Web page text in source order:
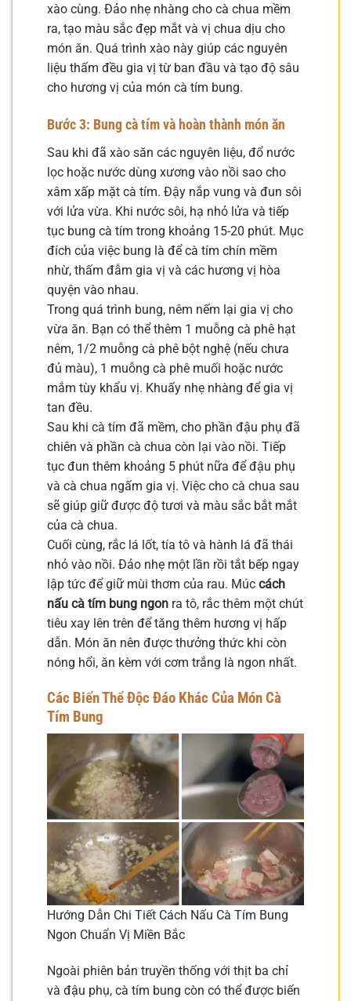
xào cùng. Đảo nhẹ nhàng cho cà chua mềm
ra, tạo màu sắc đẹp mắt và vị chua dịu cho
món ăn. Quá trình xào này giúp các nguyên
liệu thấm đều gia vị từ ban đầu và tạo độ sâu
cho hương vị của món cà tím bung.
Bước 3: Bung cà tím và hoàn thành món ăn
Sau khi đã xào săn các nguyên liệu, đổ nước
lọc hoặc nước dùng xương vào nồi sao cho
xâm xấp mặt cà tím. Đậy nắp vung và đun sôi
với lửa vừa. Khi nước sôi, hạ nhỏ lửa và tiếp
tục bung cà tím trong khoảng 15-20 phút. Mục
đích của việc bung là để cà tím chín mềm
nhừ, thấm đẫm gia vị và các hương vị hòa
quyện vào nhau.
Trong quá trình bung, nêm nếm lại gia vị cho
vừa ăn. Bạn có thể thêm 1 muỗng cà phê hạt
nêm, 1/2 muỗng cà phê bột nghệ (nếu chưa
đủ màu), 1 muỗng cà phê muối hoặc nước
mắm tùy khẩu vị. Khuấy nhẹ nhàng để gia vị
tan đều.
Sau khi cà tím đã mềm, cho phần đậu phụ đã
chiên và phần cà chua còn lại vào nồi. Tiếp
tục đun thêm khoảng 5 phút nữa để đậu phụ
và cà chua ngấm gia vị. Việc cho cà chua sau
sẽ giúp giữ được độ tươi và màu sắc bắt mắt
của cà chua.
Cuối cùng, rắc lá lốt, tía tô và hành lá đã thái
nhỏ vào nồi. Đảo nhẹ một lần rồi tắt bếp ngay
lập tức để giữ mùi thơm của rau. Múc cách
nấu cà tím bung ngon ra tô, rắc thêm một chút
tiêu xay lên trên để tăng thêm hương vị hấp
dẫn. Món ăn nên được thưởng thức khi còn
nóng hổi, ăn kèm với cơm trắng là ngon nhất.
Các Biến Thể Độc Đáo Khác Của Món Cà
Tím Bung
Hướng Dẫn Chi Tiết Cách Nấu Cà Tím Bung
Ngon Chuẩn Vị Miền Bắc
Ngoài phiên bản truyền thống với thịt ba chỉ
và đậu phụ, cà tím bung còn có thể được biến